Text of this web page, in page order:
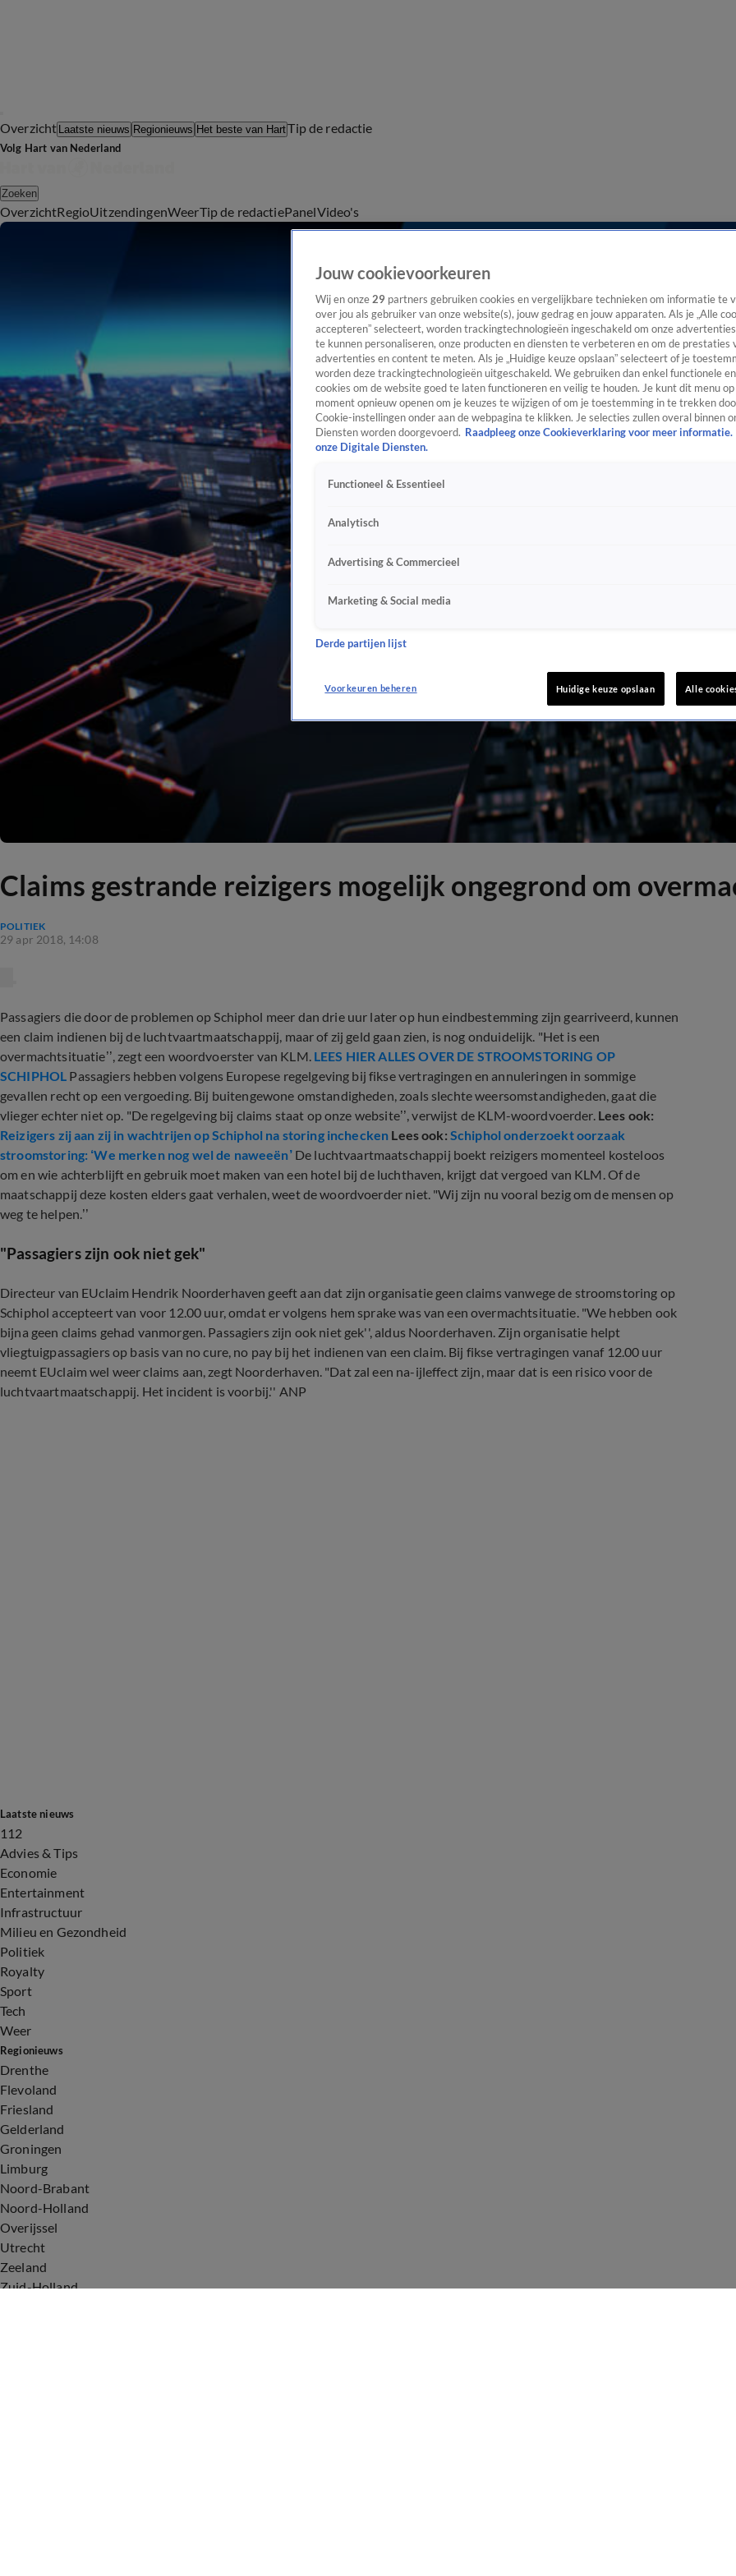
Overzicht Laatste nieuws Regionieuws Het beste van HartTip de redactie
Volg Hart van Nederland
Zoeken
OverzichtRegioUitzendingenWeerTip de redactiePanelVideo's
Claims gestrande reizigers mogelijk ongegrond om
POLITIEK
29 apr 2018, 14:08
Passagiers die door de problemen op Schiphol meer dan drie uur later op hun eindbestemming zijn gearriveerd, kunnen
een claim indienen bij de luchtvaartmaatschappij, maar of zij geld gaan zien, is nog onduidelijk. "Het is een
overmachtsituatie’’, zegt een woordvoerster van KLM. LEES HIER ALLES OVER DE STROOMSTORING OP
SCHIPHOL Passagiers hebben volgens Europese regelgeving bij fikse vertragingen en annuleringen in sommige
gevallen recht op een vergoeding. Bij buitengewone omstandigheden, zoals slechte weersomstandigheden, gaat die
vlieger echter niet op. "De regelgeving bij claims staat op onze website’’, verwijst de KLM-woordvoerder. Lees ook:
Reizigers zij aan zij in wachtrijen op Schiphol na storing inchecken Lees ook: Schiphol onderzoekt oorzaak
stroomstoring: ‘We merken nog wel de naweeën’De luchtvaartmaatschappij boekt reizigers momenteel kosteloos
om en wie achterblijft en gebruik moet maken van een hotel bij de luchthaven, krijgt dat vergoed van KLM. Of de
maatschappij deze kosten elders gaat verhalen, weet de woordvoerder niet. "Wij zijn nu vooral bezig om de mensen op
weg te helpen.’’
"Passagiers zijn ook niet gek"
Directeur van EUclaim Hendrik Noorderhaven geeft aan dat zijn organisatie geen claims vanwege de stroomstoring op
Schiphol accepteert van voor 12.00 uur, omdat er volgens hem sprake was van een overmachtsituatie. "We hebben ook
bijna geen claims gehad vanmorgen. Passagiers zijn ook niet gek'', aldus Noorderhaven. Zijn organisatie helpt
vliegtuigpassagiers op basis van no cure, no pay bij het indienen van een claim. Bij fikse vertragingen vanaf 12.00 uur
neemt EUclaim wel weer claims aan, zegt Noorderhaven. "Dat zal een na-ijleffect zijn, maar dat is een risico voor de
luchtvaartmaatschappij. Het incident is voorbij.'' ANP
Laatste nieuws
112
Advies & Tips
Economie
Entertainment
Infrastructuur
Milieu en Gezondheid
Politiek
Royalty
Sport
Tech
Weer
Regionieuws
Drenthe
Flevoland
Friesland
Gelderland
Groningen
Limburg
Noord-Brabant
Noord-Holland
Overijssel
Utrecht
Zeeland
Zuid-Holland
Jouw cookievoorkeuren
Wij en onze 29 partners gebruiken cookies en vergelijkbare technieken om informatie te
over jou als gebruiker van onze website(s), jouw gedrag en jouw apparaten. Als je „Alle
accepteren” selecteert, worden trackingtechnologieën ingeschakeld om onze
te kunnen personaliseren, onze producten en diensten te verbeteren en om de prestaties
advertenties en content te meten. Als je „Huidige keuze opslaan” selecteert of je
worden deze trackingtechnologieën uitgeschakeld. We gebruiken dan enkel functionele
cookies om de website goed te laten functioneren en veilig te houden. Je kunt dit menu
moment opnieuw openen om je keuzes te wijzigen of om je toestemming in te trekken
Cookie-instellingen onder aan de webpagina te klikken. Je selecties zullen overal binnen
Diensten worden doorgevoerd. Raadpleeg onze Cookieverklaring voor meer informatie.
onze Digitale Diensten.
Functioneel & Essentieel
Analytisch
Advertising & Commercieel
Marketing & Social media
Derde partijen lijst
Voorkeuren beheren Huidige keuze opslaan Alle